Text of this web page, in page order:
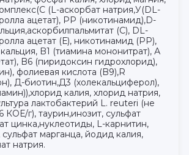
(L-аскорбат натрия,У(DL-
ацетат), PP (никотинамид),D-
(С), DL-
ацетат (Е), никотинамид (PP),
B1 (тиамина мононитрат), А
B6 (пиридоксин гидрохлорид),
фолиевая кислота (B9),R
Д-биотин,Д3 (холекальциферол),
калия, хлорид натрия,
лактобактерий L. reuteri (не
КОЕ/г), таурин,инозит, сульфат
цинка,нуклеотиды, L-карнитин,
марганца, йодид калия,
натрия.